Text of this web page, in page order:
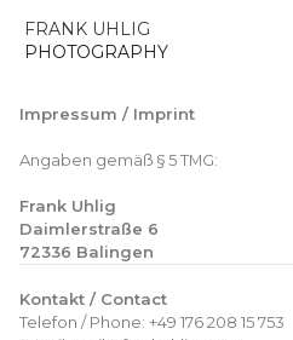
FRANK UHLIG
PHOTOGRAPHY
Impressum / Imprint
Angaben gemäß § 5 TMG:
Frank Uhlig
Daimlerstraße 6
72336 Balingen
Kontakt / Contact
Telefon / Phone: +49 176 208 15 753